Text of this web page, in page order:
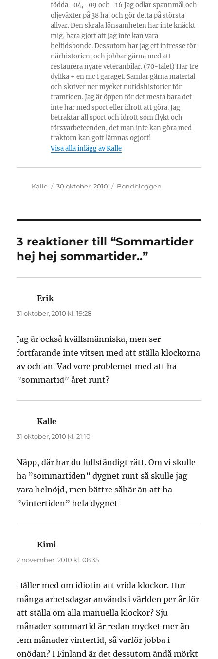
födda -04, -09 och -16 Jag odlar spannmål och
oljeväxter på 38 ha, och gör detta på största
allvar. Den skrala lönsamheten har inte knäckt
mig, bara gjort att jag inte kan vara
heltidsbonde. Dessutom har jag ett intresse för
närhistorien, och jobbar gärna med att
restaurera nyare veteranbilar. (70-talet) Har tre
dylika + en mc i garaget. Samlar gärna material
och skriver ner mycket nutidshistorier för
framtiden. Jag är öppen för det mesta bara det
inte har med sport eller idrott att göra. Jag
betraktar all sport och idrott som flykt och
försvarbeteenden, det man inte kan göra med
traktorn kan gott lämnas ogjort!
Visa alla inlägg av Kalle
Författare
Kalle
Publicerat
30 oktober, 2010 Kategorier
Bondbloggen
3 reaktioner till “Sommartider
hej hej sommartider..”
Erikskriver:
31 oktober, 2010 kl. 19:28
Jag är också kvällsmänniska, men ser
fortfarande inte vitsen med att ställa klockorna
av och an. Vad vore problemet med att ha
”sommartid” året runt?
Kalle
31 oktober, 2010 kl. 21:10
Näpp, där har du fullständigt rätt. Om vi skulle
ha ”sommartiden” dygnet runt så skulle jag
vara helnöjd, men bättre såhär än att ha
”vintertiden” hela dygnet
Kimi
2 november, 2010 kl. 08:35
Håller med om idiotin att vrida klockor. Hur
många arbetsdagar används i världen per år för
att ställa om alla manuella klockor? Sju
månader sommartid är redan mycket mer än
fem månader vintertid, så varför jobba i
onödan? I Finland är det dessutom ändå mörkt